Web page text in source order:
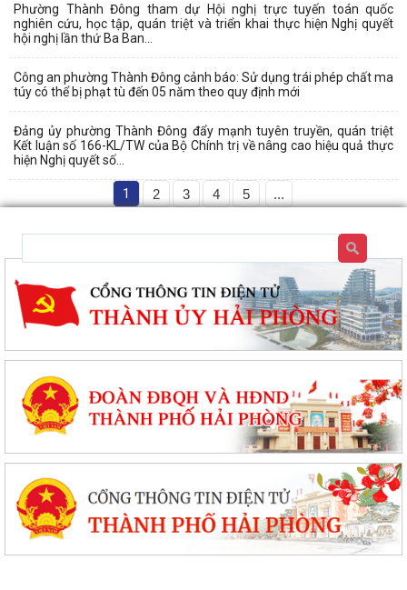
Phường Thành Đông tham dự Hội nghị trực tuyến toán quốc
nghiên cứu, học tập, quán triệt và triển khai thực hiện Nghị quyết
hội nghị lần thứ Ba Ban...
Công an phường Thành Đông cảnh báo: Sử dụng trái phép chất ma
túy có thể bị phạt tù đến 05 năm theo quy định mới
Đảng ủy phường Thành Đông đẩy mạnh tuyên truyền, quán triệt
Kết luận số 166-KL/TW của Bộ Chính trị về nâng cao hiệu quả thực
hiện Nghị quyết số...
1 2 3 4 5 ...